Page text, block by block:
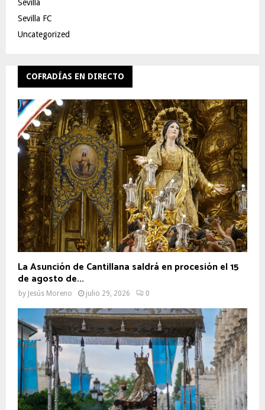
Sevilla
Sevilla FC
Uncategorized
COFRADÍAS EN DIRECTO
La Asunción de Cantillana saldrá en procesión el 15
de agosto de...
by Jesús Moreno julio 29, 2026 0